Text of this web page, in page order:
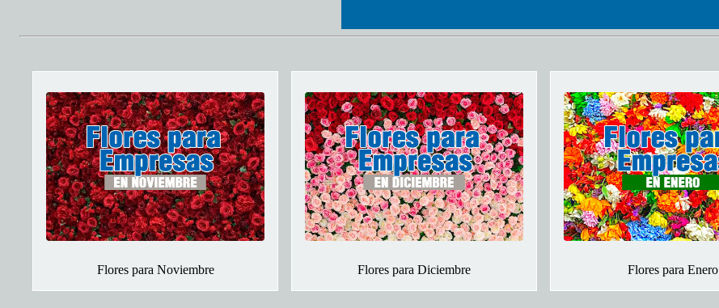
Flores para Noviembre Flores para Diciembre Flores para Enero